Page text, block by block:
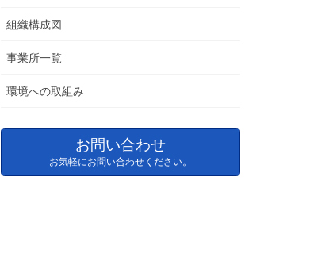
組織構成図
事業所一覧
環境への取組み
お問い合わせ
お気軽にお問い合わせください。